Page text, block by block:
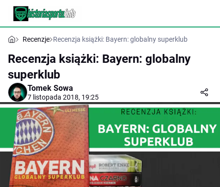
Recenzje Recenzja książki: Bayern: globalny superklub
Recenzja książki: Bayern: globalny
superklub
Tomek Sowa
7 listopada 2018, 19:25